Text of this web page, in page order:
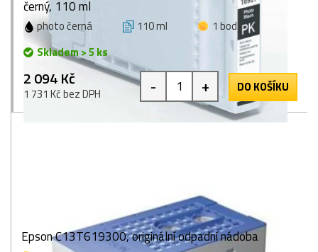
černý, 110 ml
photo černá 110 ml
1 bod
Skladem > 5 ks
2 094 Kč
1 731 Kč bez DPH - + DO KOŠÍKU
Epson C13T619300, originální odpadní nádoba